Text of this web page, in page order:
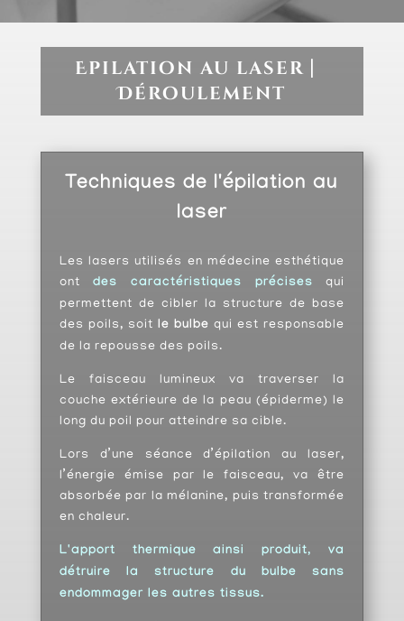
Epilation au laser
Déroulement
Techniques de l'épilation au
laser
Les lasers utilisés en médecine esthétique
ont des caractéristiques précises qui
permettent de cibler la structure de base
des poils, soit le bulbe qui est responsable
de la repousse des poils.
Le faisceau lumineux va traverser la
couche extérieure de la peau (épiderme) le
long du poil pour atteindre sa cible.
Lors d’une séance d’épilation au laser,
l’énergie émise par le faisceau, va être
absorbée par la mélanine, puis transformée
en chaleur.
L'apport thermique ainsi produit, va
détruire la structure du bulbe sans
endommager les autres tissus.